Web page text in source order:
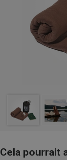
Cela pourrait